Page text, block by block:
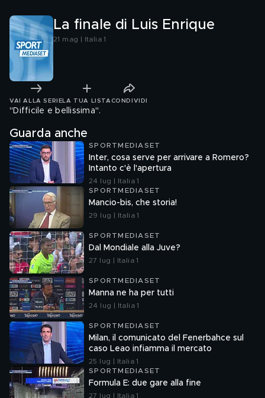
La finale di Luis Enrique
21 mag | Italia 1
VAI ALLA SERIE LA TUA LISTA CONDIVIDI
"Difficile e bellissima".
Guarda anche
SPORTMEDIASET
Inter, cosa serve per arrivare a Romero?
Intanto c'è l'apertura
24 lug | Italia 1
SPORTMEDIASET
Mancio-bis, che storia!
29 lug | Italia 1
SPORTMEDIASET
Dal Mondiale alla Juve?
27 lug | Italia 1
SPORTMEDIASET
Manna ne ha per tutti
24 lug | Italia 1
SPORTMEDIASET
Milan, il comunicato del Fenerbahce sul
caso Leao infiamma il mercato
25 lug | Italia 1
SPORTMEDIASET
Formula E: due gare alla fine
27 lug | Italia 1